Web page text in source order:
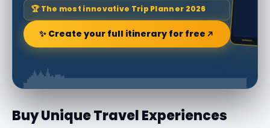
🏆 The most innovative Trip Planner 2026
✨ Create your full itinerary for free
Buy Unique Travel Experiences